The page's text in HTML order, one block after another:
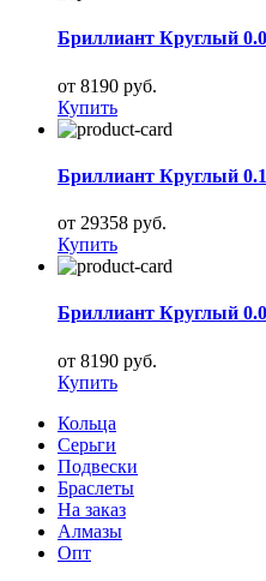
Бриллиант Круглый
от 8190 руб.
Купить
Бриллиант Круглый
от 29358 руб.
Купить
Бриллиант Круглый
от 8190 руб.
Купить
Кольца
Серьги
Подвески
Браслеты
На заказ
Алмазы
Опт